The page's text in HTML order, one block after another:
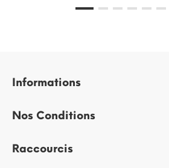
Informations
Nos Conditions
Raccourcis